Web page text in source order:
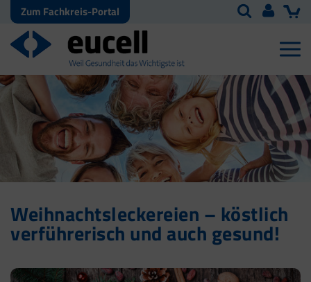
Zum Fachkreis-Portal
Weihnachtsleckereien – köstlich
verführerisch und auch gesund!